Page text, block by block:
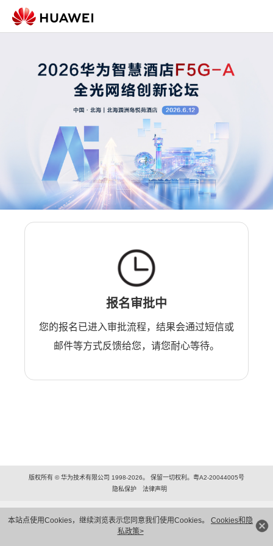
本站点使用Cookies，继续浏览表示您同意我们使用Cookies。 Cookies和隐
私政策>
报名审批中
您的报名已进入审批流程，结果会通过短信或
邮件等方式反馈给您，请您耐心等待。
版权所有 © 华为技术有限公司 1998-2026。 保留一切权利。粤A2-20044005号
隐私保护
法律声明